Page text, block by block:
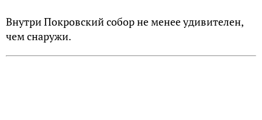
Внутри Покровский собор не менее удивителен,
чем снаружи.